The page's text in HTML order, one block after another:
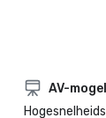
AV-